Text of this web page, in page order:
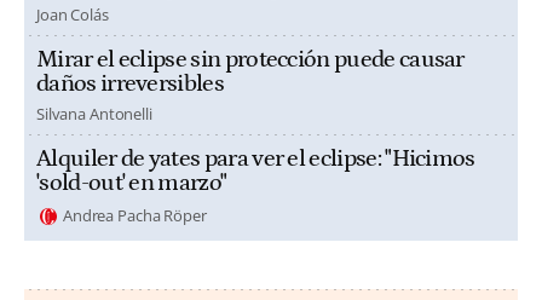
Joan Colás
Mirar el eclipse sin protección puede causar
daños irreversibles
Silvana Antonelli
Alquiler de yates para ver el eclipse: "Hicimos
'sold-out' en marzo"
Andrea Pacha Röper